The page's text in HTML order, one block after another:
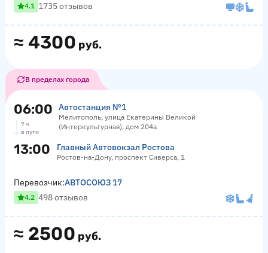
≈ 4300 руб.
4.1 1735 отзывов
В пределах города
06:00 Автостанция №1
Мелитополь, улица Екатерины Великой
(Интеркультурная), дом 204а
7 ч
в пути
13:00 Главный Автовокзал Ростова
Ростов-на-Дону, проспект Сиверса, 1
≈ 2500 руб.
Перевозчик:АВТОСОЮЗ 17
4.2 498 отзывов